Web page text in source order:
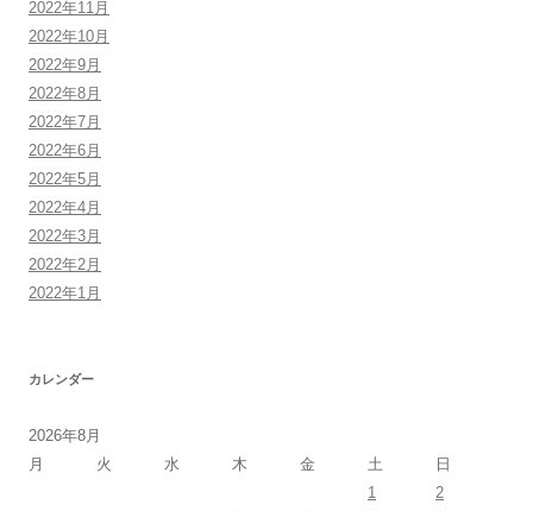
2022年11月
2022年10月
2022年9月
2022年8月
2022年7月
2022年6月
2022年5月
2022年4月
2022年3月
2022年2月
2022年1月
カレンダー
2026年8月
月
火 水 木 金 土
日
1
2